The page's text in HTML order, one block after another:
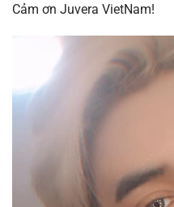
Cảm ơn Juvera VietNam!